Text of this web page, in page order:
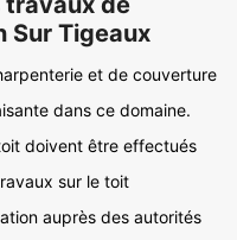
Sur Tigeaux
et de couverture
dans ce domaine.
doivent être effectués
sur le toit
auprès des autorités